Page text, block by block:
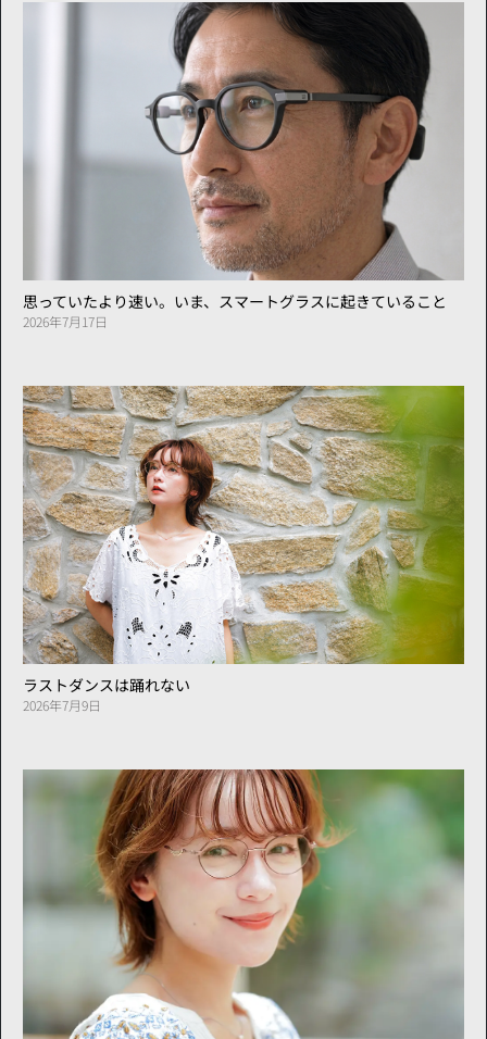
思っていたより速い。いま、スマートグラスに起きていること
2026年7月17日
ラストダンスは踊れない
2026年7月9日